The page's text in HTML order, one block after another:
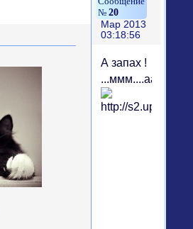
20
Мар 2013
03:18:56
А запах !
...ммм....ааа